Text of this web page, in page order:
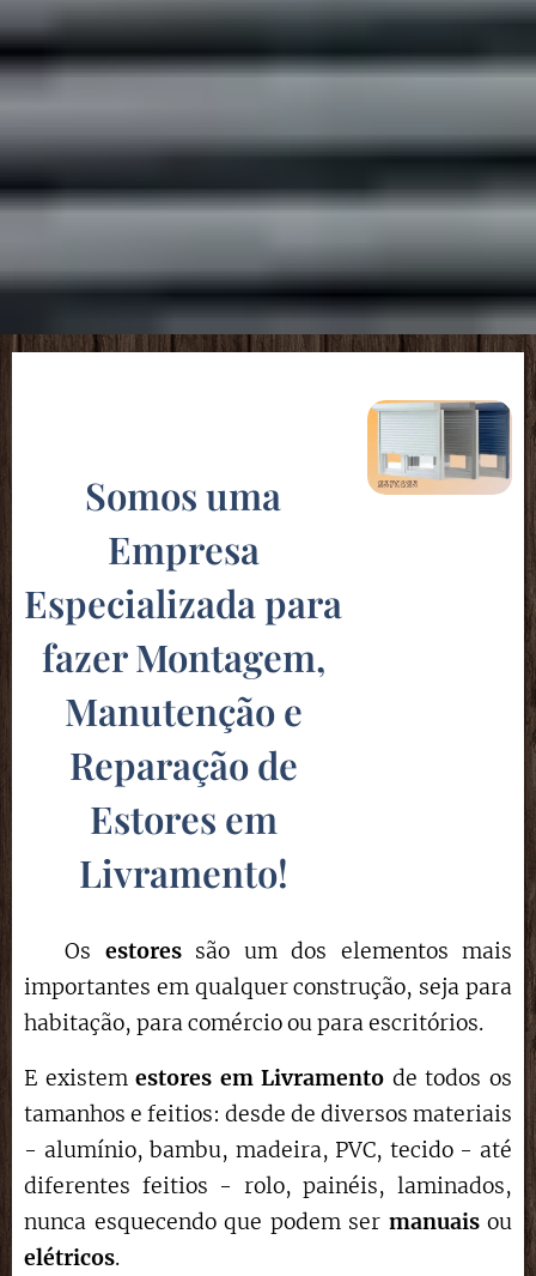
Somos uma
Empresa
Especializada para
fazer Montagem,
Manutenção e
Reparação de
Estores em
Livramento!
Os estoressão um dos elementos mais
importantes em qualquer construção, seja para
habitação, para comércio ou para escritórios.
E existemestores em Livramento de todos os
tamanhos e feitios: desde de diversos materiais
- alumínio, bambu, madeira, PVC, tecido - até
diferentes feitios - rolo, painéis, laminados,
nunca esquecendo que podem ser manuaisou
elétricos.